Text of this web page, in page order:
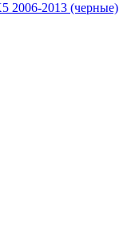
2006-2013 (черные)